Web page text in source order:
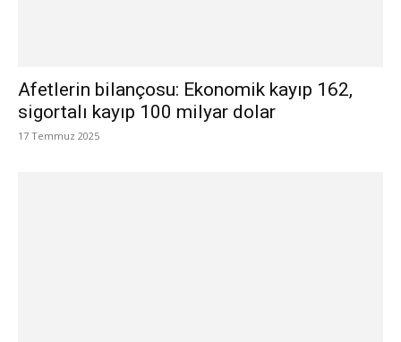
Afetlerin bilançosu: Ekonomik kayıp 162,
sigortalı kayıp 100 milyar dolar
17 Temmuz 2025